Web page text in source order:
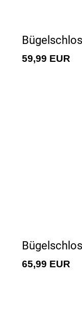
59,99 EUR
65,99 EUR